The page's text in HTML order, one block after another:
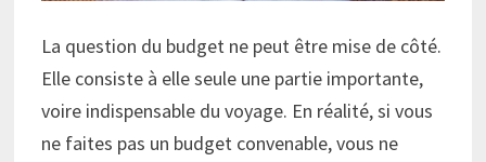
La question du budget ne peut être mise de côté.
Elle consiste à elle seule une partie importante,
voire indispensable du voyage. En réalité, si vous
ne faites pas un budget convenable, vous ne